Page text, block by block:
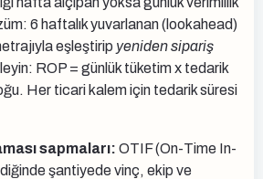
6 haftalık yuvarlanan (lookahead)
eşleştirip yeniden sipariş
ROP = günlük tüketim x tedarik
Her ticari kalem için tedarik süresi
sapmaları: OTIF (On-Time In-
şantiyede vinç, ekip ve